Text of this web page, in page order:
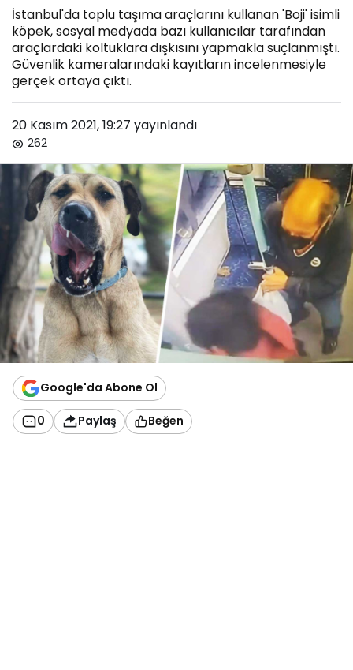
İstanbul'da toplu taşıma araçlarını kullanan 'Boji' isimli
köpek, sosyal medyada bazı kullanıcılar tarafından
araçlardaki koltuklara dışkısını yapmakla suçlanmıştı.
Güvenlik kameralarındaki kayıtların incelenmesiyle
gerçek ortaya çıktı.
20 Kasım 2021, 19:27 yayınlandı
262
Google'da Abone Ol
0 Paylaş Beğen